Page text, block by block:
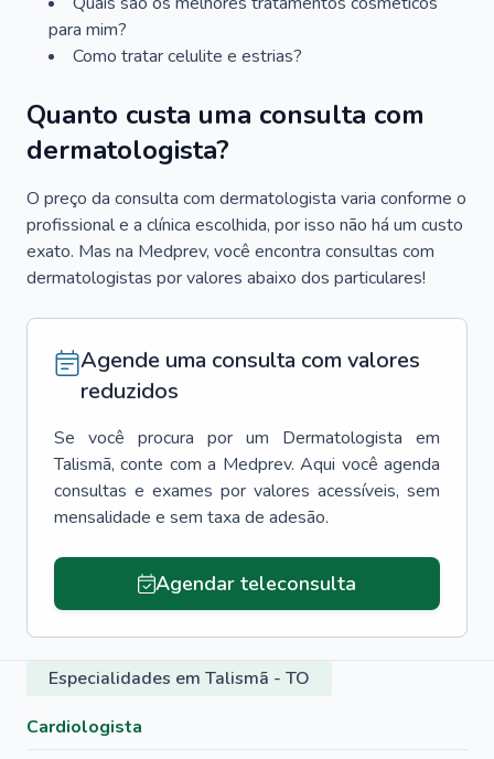
para mim?
Como tratar celulite e estrias?
Quanto custa uma consulta com
dermatologista?
O preço da consulta com dermatologista varia conforme o
profissional e a clínica escolhida, por isso não há um custo
exato. Mas na Medprev, você encontra consultas com
dermatologistas por valores abaixo dos particulares!
Agende uma consulta com valores
reduzidos
Se você procura por um Dermatologista em
Talismã, conte com a Medprev. Aqui você agenda
consultas e exames por valores acessíveis, sem
mensalidade e sem taxa de adesão.
Agendar teleconsulta
Especialidades em Talismã - TO
Cardiologista